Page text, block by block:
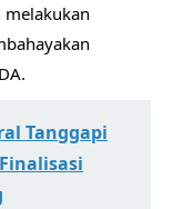
Tanggapi